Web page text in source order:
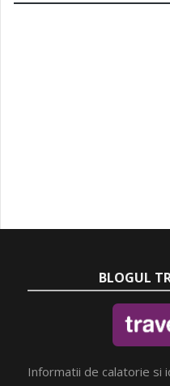
BLOGUL
Informatii de calatorie si